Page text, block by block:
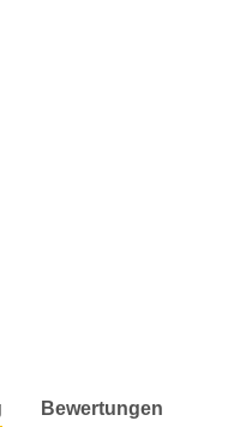
anzeigen
Bewertungen